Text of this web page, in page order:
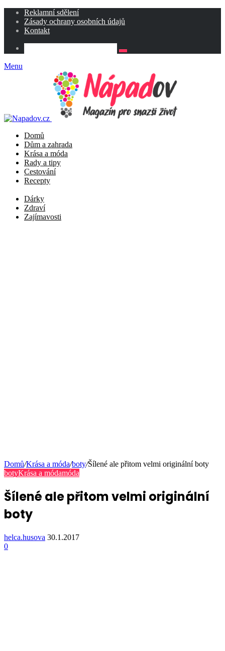
Reklamní sdělení
Zásady ochrany osobních údajů
Kontakt
Menu
Domů
Dům a zahrada
Krása a móda
Rady a tipy
Cestování
Recepty
Dárky
Zdraví
Zajímavosti
Domů/Krása a móda/boty/Šílené ale přitom velmi originální boty
botyKrása a módamóda
Šílené ale přitom velmi originální
boty
helca.husova 30.1.2017
0